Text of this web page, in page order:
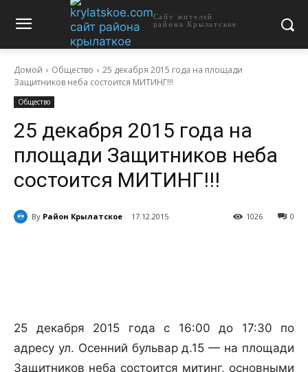
Сайт жителей
района Крылатское
Домой Общество
25 декабря 2015 года на площади
Защитников неба состоится МИТИНГ!!!
Общество
25 декабря 2015 года на
площади Защитников неба
состоится МИТИНГ!!!
By Район Крылатское 17.12.2015 0
1026
25 декабря 2015 года с 16:00 до 17:30 по
адресу ул. Осенний бульвар д.15 — на площади
Защитников неба состоится митинг, основными